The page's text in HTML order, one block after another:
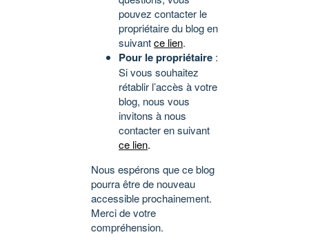
pouvez contacter le
propriétaire du blog en
suivantce lien.
Pour le propriétaire :
Si vous souhaitez
rétablir l’accès à votre
blog, nous vous
invitons à nous
contacter en suivant
ce lien.
Nous espérons que ce blog
pourra être de nouveau
accessible prochainement.
Merci de votre
compréhension.